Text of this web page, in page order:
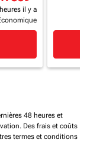
il y a
pagination-
48 heures et
Des frais et coûts
termes et conditions